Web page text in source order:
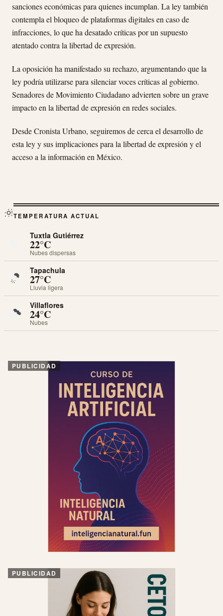
sanciones económicas para quienes incumplan. La ley también
contempla el bloqueo de plataformas digitales en caso de
infracciones, lo que ha desatado críticas por un supuesto
atentado contra la libertad de expresión.
La oposición ha manifestado su rechazo, argumentando que la
ley podría utilizarse para silenciar voces críticas al gobierno.
Senadores de Movimiento Ciudadano advierten sobre un grave
impacto en la libertad de expresión en redes sociales.
Desde Cronista Urbano, seguiremos de cerca el desarrollo de
esta ley y sus implicaciones para la libertad de expresión y el
acceso a la información en México.
TEMPERATURA ACTUAL
Tuxtla Gutiérrez
22°C
Nubes dispersas
Tapachula
27°C
Lluvia ligera
Villaflores
24°C
Nubes
PUBLICIDAD
PUBLICIDAD